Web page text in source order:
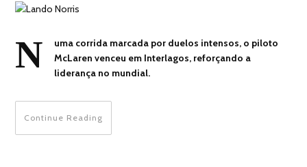
N
uma corrida marcada por duelos intensos, o piloto
McLaren venceu em Interlagos, reforçando a
liderança no mundial.
Continue Reading